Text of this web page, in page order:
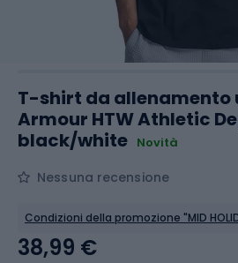
T-shirt da allenamento
Armour HTW Athletic
black/white Novità
Nessuna recensione
Condizioni della promozione "MID
38,99 €